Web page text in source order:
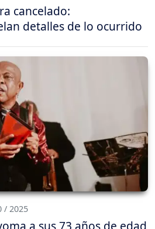
cancelado:
detalles de lo ocurrido
/ 2025
a sus 73 años de edad